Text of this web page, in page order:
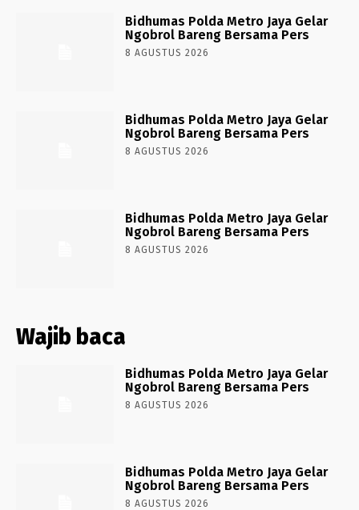
Bidhumas Polda Metro Jaya Gelar
Ngobrol Bareng Bersama Pers
8 AGUSTUS 2026
Bidhumas Polda Metro Jaya Gelar
Ngobrol Bareng Bersama Pers
8 AGUSTUS 2026
Bidhumas Polda Metro Jaya Gelar
Ngobrol Bareng Bersama Pers
8 AGUSTUS 2026
Wajib baca
Bidhumas Polda Metro Jaya Gelar
Ngobrol Bareng Bersama Pers
8 AGUSTUS 2026
Bidhumas Polda Metro Jaya Gelar
Ngobrol Bareng Bersama Pers
8 AGUSTUS 2026